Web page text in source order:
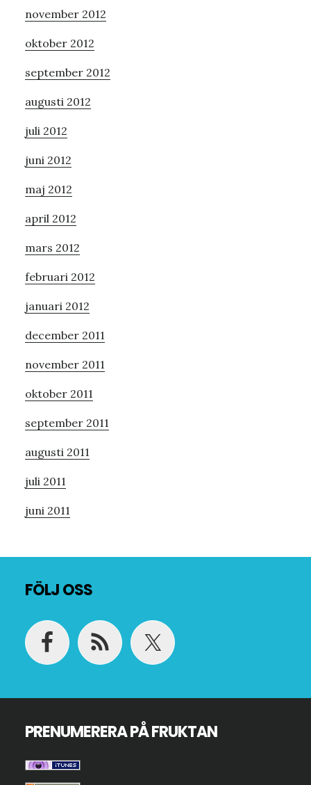
november 2012
oktober 2012
september 2012
augusti 2012
juli 2012
juni 2012
maj 2012
april 2012
mars 2012
februari 2012
januari 2012
december 2011
november 2011
oktober 2011
september 2011
augusti 2011
juli 2011
juni 2011
FÖLJ OSS
PRENUMERERA PÅ FRUKTAN